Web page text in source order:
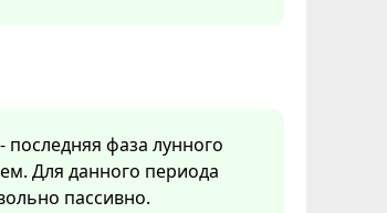
последняя фаза лунного
Для данного периода
пассивно.